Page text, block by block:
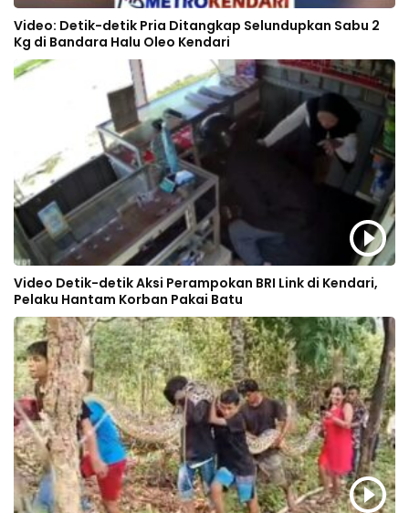
Video: Detik-detik Pria Ditangkap Selundupkan Sabu 2
Kg di Bandara Halu Oleo Kendari
Video Detik-detik Aksi Perampokan BRI Link di Kendari,
Pelaku Hantam Korban Pakai Batu